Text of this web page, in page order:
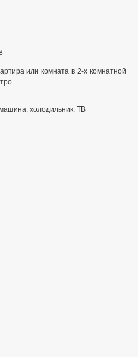
или комната в 2-х комнатной
холодильник, ТВ